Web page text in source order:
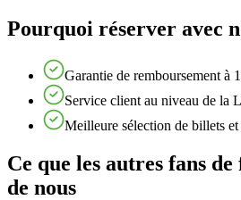
Pourquoi réserver avec
Garantie de remboursement à
Service client au niveau de la
Meilleure sélection de billets
Ce que les autres fans
de nous